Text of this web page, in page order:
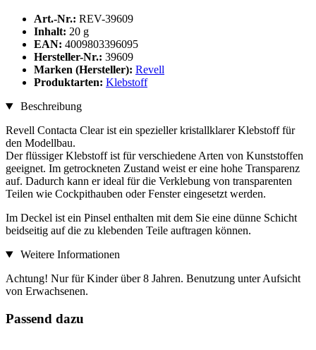
Art.-Nr.: REV-39609
Inhalt: 20 g
EAN: 4009803396095
Hersteller-Nr.: 39609
Marken (Hersteller): Revell
Produktarten: Klebstoff
Beschreibung
Revell Contacta Clear ist ein spezieller kristallklarer Klebstoff für
den Modellbau.
Der flüssiger Klebstoff ist für verschiedene Arten von Kunststoffen
geeignet. Im getrockneten Zustand weist er eine hohe Transparenz
auf. Dadurch kann er ideal für die Verklebung von transparenten
Teilen wie Cockpithauben oder Fenster eingesetzt werden.
Im Deckel ist ein Pinsel enthalten mit dem Sie eine dünne Schicht
beidseitig auf die zu klebenden Teile auftragen können.
Weitere Informationen
Achtung! Nur für Kinder über 8 Jahren. Benutzung unter Aufsicht
von Erwachsenen.
Passend dazu